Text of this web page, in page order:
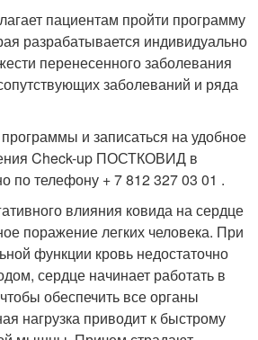
пациентам пройти программу
разрабатывается индивидуально
перенесенного заболевания
заболеваний и ряда
и записаться на удобное
Check-up ПОСТКОВИД в
по телефону + 7 812 327 03 01 .
влияния ковида на сердце
поражение легких человека. При
функции кровь недостаточно
сердце начинает работать в
обеспечить все органы
нагрузка приводит к быстрому